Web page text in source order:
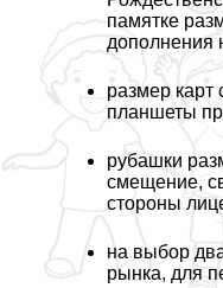
памятке
дополнения
размер карт
планшеты
рубашки
смещение,
стороны
на выбор
рынка, для